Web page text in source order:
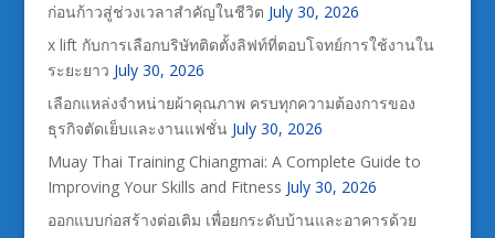
ก่อนก้าวสู่ช่วงเวลาสำคัญในชีวิต July 30, 2026
x lift กับการเลือกบริษัทติดตั้งลิฟท์ที่ตอบโจทย์การใช้งานใน
ระยะยาว July 30, 2026
เลือกแหล่งจำหน่ายผ้าคุณภาพ ครบทุกความต้องการของ
ธุรกิจตัดเย็บและงานแฟชั่น July 30, 2026
Muay Thai Training Chiangmai: A Complete Guide to
Improving Your Skills and Fitness July 30, 2026
ออกแบบก่อสร้างต่อเติม เพื่อยกระดับบ้านและอาคารด้วย